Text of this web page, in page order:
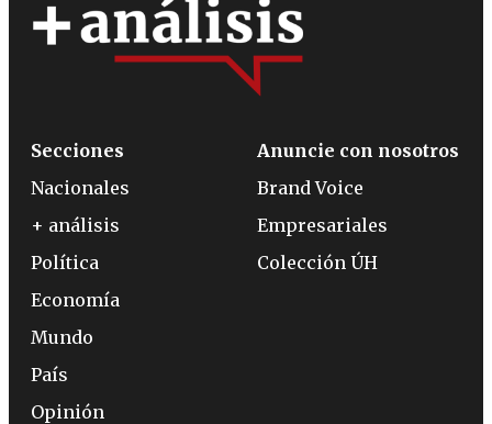
Secciones
Nacionales
+ análisis
Política
Economía
Mundo
País
Opinión
Anuncie con nosotros
Brand Voice
Empresariales
Colección ÚH